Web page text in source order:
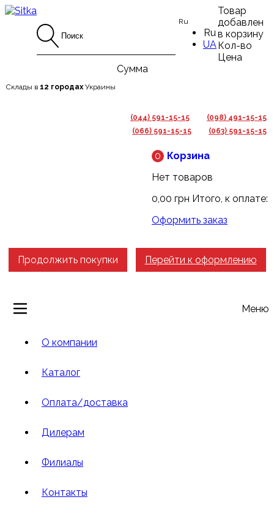
Ru
Ru
UA
Склады в 12 городах Украины
(044) 591-15-15
(098) 491-15-15
(066) 591-15-15
(063) 591-15-15
Корзина
0
Нет товаров
0,00 грн Итого, к оплате:
Оформить заказ
Товар
добавлен
в корзину
Кол-во
Цена
Сумма
Продолжить покупки Перейти к оформлению
Меню
О компании
Каталог
Оплата/доставка
Дилерам
Филиалы
Контакты